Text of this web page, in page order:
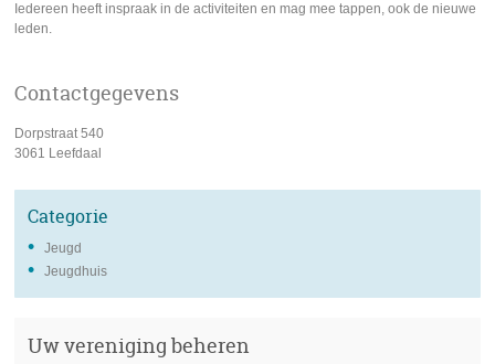
Iedereen heeft inspraak in de activiteiten en mag mee tappen, ook de nieuwe
leden.
Contactgegevens
adres
Dorpstraat 540
3061 Leefdaal
Categorie
Jeugd
Jeugdhuis
Uw vereniging beheren